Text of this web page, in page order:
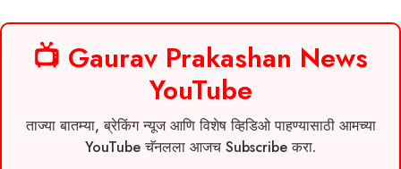
📺 Gaurav Prakashan News
YouTube
ताज्या बातम्या, ब्रेकिंग न्यूज आणि विशेष व्हिडिओ पाहण्यासाठी आमच्या
YouTube चॅनलला आजच Subscribe करा.